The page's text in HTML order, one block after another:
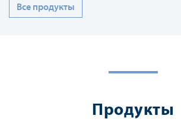
Все продукты
Продукты